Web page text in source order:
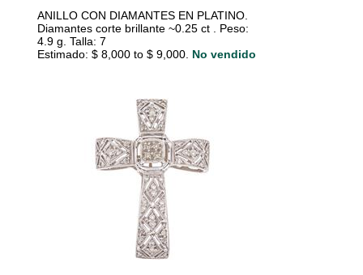
ANILLO CON DIAMANTES EN PLATINO.
Diamantes corte brillante ~0.25 ct . Peso:
4.9 g. Talla: 7
Estimado: $ 8,000 to $ 9,000. No vendido